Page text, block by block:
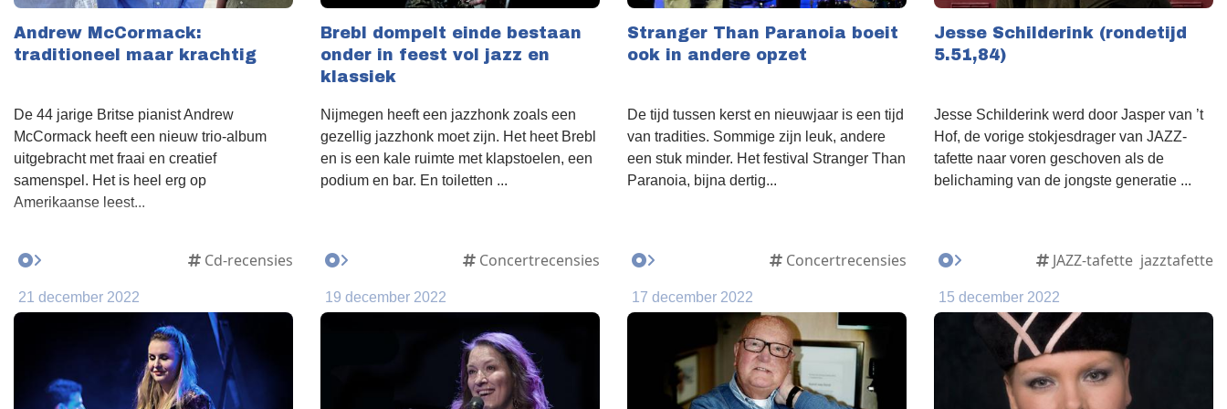
Andrew McCormack:
traditioneel maar krachtig
De 44 jarige Britse pianist Andrew
McCormack heeft een nieuw trio-album
uitgebracht met fraai en creatief
samenspel. Het is heel erg op
Amerikaanse leest...
Cd-recensies
Brebl dompelt einde bestaan
onder in feest vol jazz en
klassiek
Nijmegen heeft een jazzhonk zoals een
gezellig jazzhonk moet zijn. Het heet Brebl
en is een kale ruimte met klapstoelen, een
podium en bar. En toiletten ...
Concertrecensies
Stranger Than Paranoia boeit
ook in andere opzet
De tijd tussen kerst en nieuwjaar is een tijd
van tradities. Sommige zijn leuk, andere
een stuk minder. Het festival Stranger Than
Paranoia, bijna dertig...
Concertrecensies
Jesse Schilderink (rondetijd
5.51,84)
Jesse Schilderink werd door Jasper van ’t
Hof, de vorige stokjesdrager van JAZZ-
tafette naar voren geschoven als de
belichaming van de jongste generatie ...
JAZZ-tafette jazztafette
21 december 2022 19 december 2022 17 december 2022 15 december 2022